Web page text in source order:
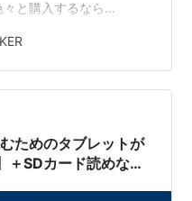
と購入するなら
ありますね。iPad Pro
にはよいです。
系列の電子書籍ストア＆
っているが、一通りの
書籍（コミック）環境
ためのタブレットが
SDカード読めない